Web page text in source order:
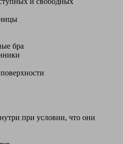
бра
при условии, что они